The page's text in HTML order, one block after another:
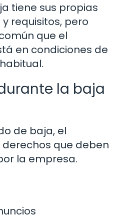
tiene sus propias
requisitos, pero
que el
en condiciones de
la baja
de baja, el
que deben
la empresa.